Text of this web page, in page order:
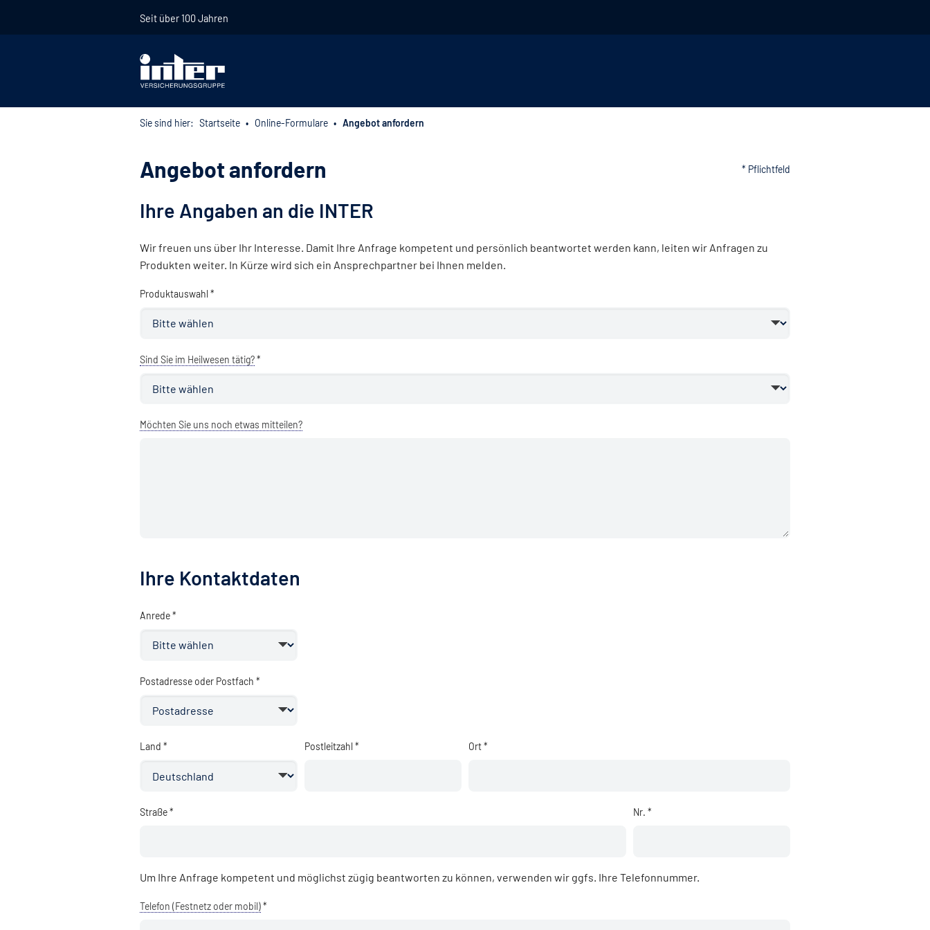
Seit über 100 Jahren
Sie sind hier: Startseite Online-Formulare Angebot anfordern
Angebot anfordern * Pflichtfeld
Ihre Angaben an die INTER
Wir freuen uns über Ihr Interesse. Damit Ihre Anfrage kompetent und persönlich beantwortet werden kann, leiten wir Anfragen zu
Produkten weiter. In Kürze wird sich ein Ansprechpartner bei Ihnen melden.
Produktauswahl *
Sind Sie im Heilwesen tätig?*
Möchten Sie uns noch etwas mitteilen?
Ihre Kontaktdaten
Anrede *
Postadresse oder Postfach *
Land * Postleitzahl * Ort *
Straße * Nr. *
Um Ihre Anfrage kompetent und möglichst zügig beantworten zu können, verwenden wir ggfs. Ihre Telefonnummer.
Telefon (Festnetz oder mobil)*